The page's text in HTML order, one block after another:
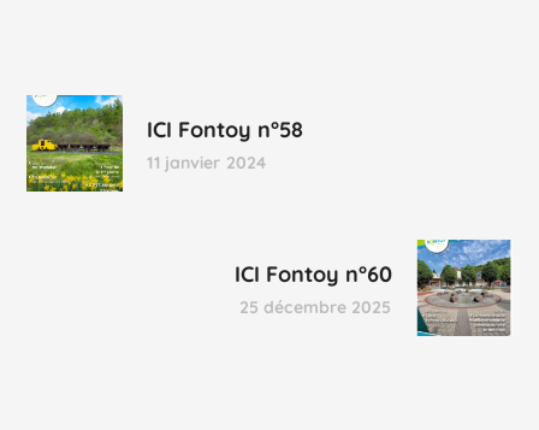
ICI Fontoy n°58
11 janvier 2024
ICI Fontoy n°60
25 décembre 2025